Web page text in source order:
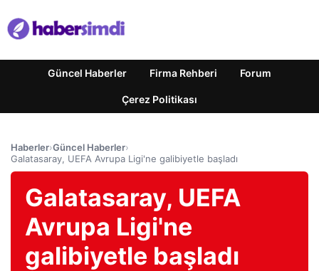
Güncel Haberler Firma Rehberi Forum
Çerez Politikası
Haberler›Güncel Haberler›
Galatasaray, UEFA Avrupa Ligi'ne galibiyetle başladı
Galatasaray, UEFA
Avrupa Ligi'ne
galibiyetle başladı